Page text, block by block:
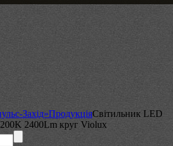
Захід»ПродукціяСвітильник LED
2400Lm круг Violux